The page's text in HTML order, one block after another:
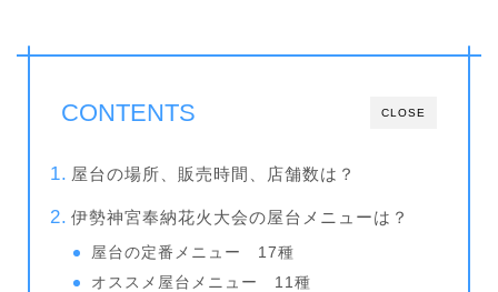
CLOSE
CONTENTS
屋台の場所、販売時間、店舗数は？
伊勢神宮奉納花火大会の屋台メニューは？
屋台の定番メニュー 17種
オススメ屋台メニュー 11種